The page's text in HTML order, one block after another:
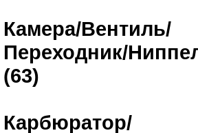
Камера/Вентиль/
Переходник/
(63)
Карбюратор/